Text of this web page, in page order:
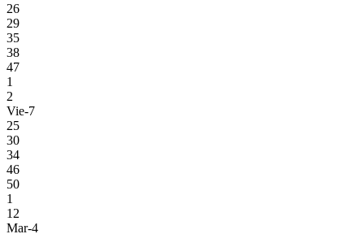
26
29
35
38
47
1
2
Vie-7
25
30
34
46
50
1
12
Mar-4